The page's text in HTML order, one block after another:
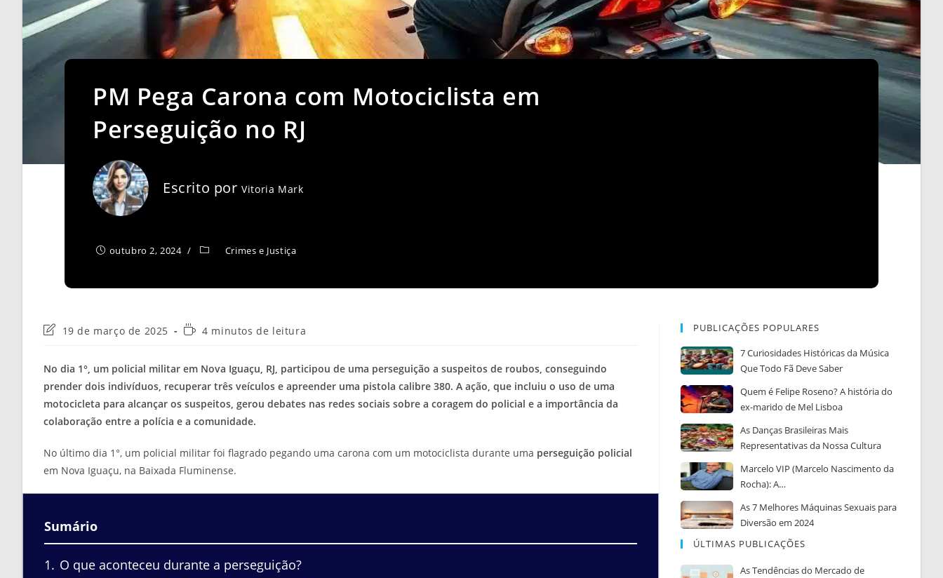
PM Pega Carona com Motociclista em
Perseguição no RJ
Escrito porVitoria Mark
outubro 2, 2024 Crimes e Justiça
Última
post:
19 de março de 2025
Tempo4 minutos de leitura
No dia 1°, um policial militar em Nova Iguaçu, RJ, participou de uma perseguição a suspeitos de roubos, conseguindo
prender dois indivíduos, recuperar três veículos e apreender uma pistola calibre 380. A ação, que incluiu o uso de uma
motocicleta para alcançar os suspeitos, gerou debates nas redes sociais sobre a coragem do policial e a importância da
colaboração entre a polícia e a comunidade.
No último dia 1°, um policial militar foi flagrado pegando uma carona com um motociclista durante uma perseguição policial
em Nova Iguaçu, na Baixada Fluminense.
Sumário
1
O que aconteceu durante a perseguição?
PUBLICAÇÕES POPULARES
7 Curiosidades Históricas da Música
Que Todo Fã Deve Saber
Quem é Felipe Roseno? A história do
ex-marido de Mel Lisboa
As Danças Brasileiras Mais
Representativas da Nossa Cultura
Marcelo VIP (Marcelo Nascimento da
Rocha): A…
As 7 Melhores Máquinas Sexuais para
Diversão em 2024
ÚLTIMAS PUBLICAÇÕES
As Tendências do Mercado de